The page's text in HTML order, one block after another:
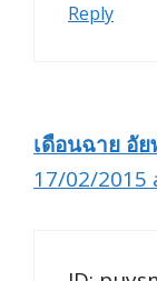
Reply
เดือนฉาย อั
17/02/2015